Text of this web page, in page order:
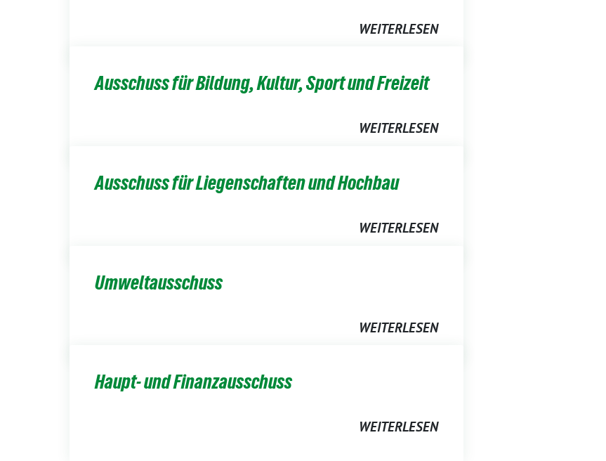
WEITERLESEN
Ausschuss für Bildung, Kultur, Sport und Freizeit
WEITERLESEN
Ausschuss für Liegenschaften und Hochbau
WEITERLESEN
Umweltausschuss
WEITERLESEN
Haupt- und Finanzausschuss
WEITERLESEN